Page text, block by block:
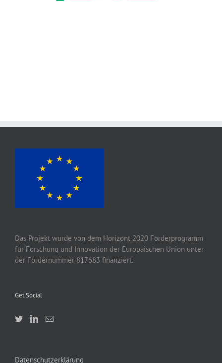
Das Projekt wurde von dem Horizont 2020 Förderprogramm
für Forschung und Innovation der Europäischen Union unter
der Fördernummer 817683 finanziert.
Get Social
Datenschutzerklärung